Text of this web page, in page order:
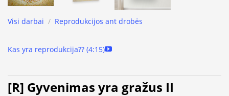
Visi darbai / Reprodukcijos ant drobės
Kas yra reprodukcija?? (4:15)
[R] Gyvenimas yra gražus II